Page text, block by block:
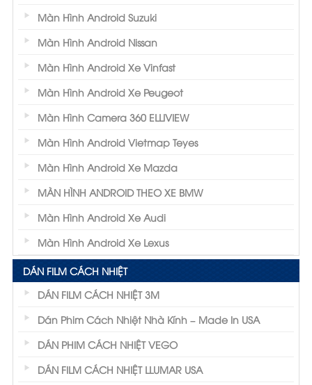
Màn Hình Android Suzuki
Màn Hình Android Nissan
Màn Hình Android Xe Vinfast
Màn Hình Android Xe Peugeot
Màn Hình Camera 360 ELLIVIEW
Màn Hình Android Vietmap Teyes
Màn Hình Android Xe Mazda
MÀN HÌNH ANDROID THEO XE BMW
Màn Hình Android Xe Audi
Màn Hình Android Xe Lexus
DÁN FILM CÁCH NHIỆT
DÁN FILM CÁCH NHIỆT 3M
Dán Phim Cách Nhiệt Nhà Kính – Made In USA
DÁN PHIM CÁCH NHIỆT VEGO
DÁN FILM CÁCH NHIỆT LLUMAR USA